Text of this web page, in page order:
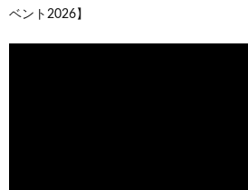
ベント2026】